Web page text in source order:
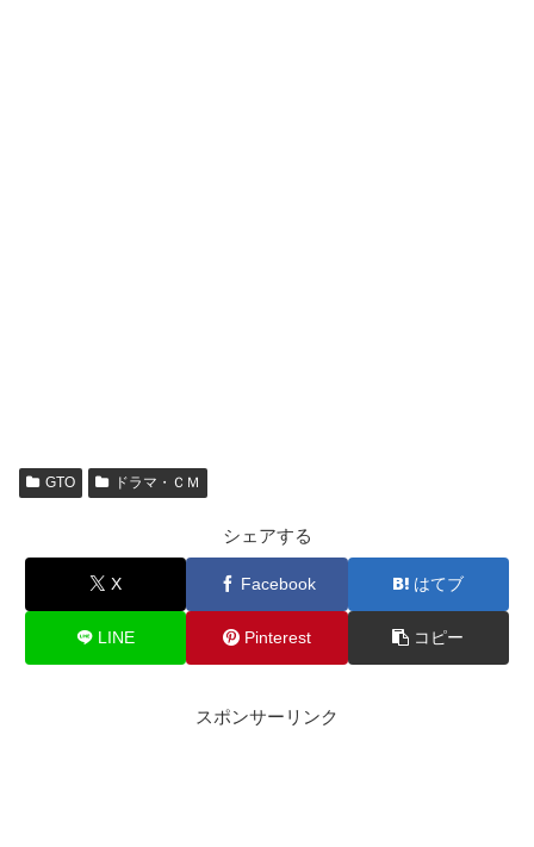
GTO ドラマ・ＣＭ
シェアする
X Facebook はてブ
LINE Pinterest コピー
スポンサーリンク